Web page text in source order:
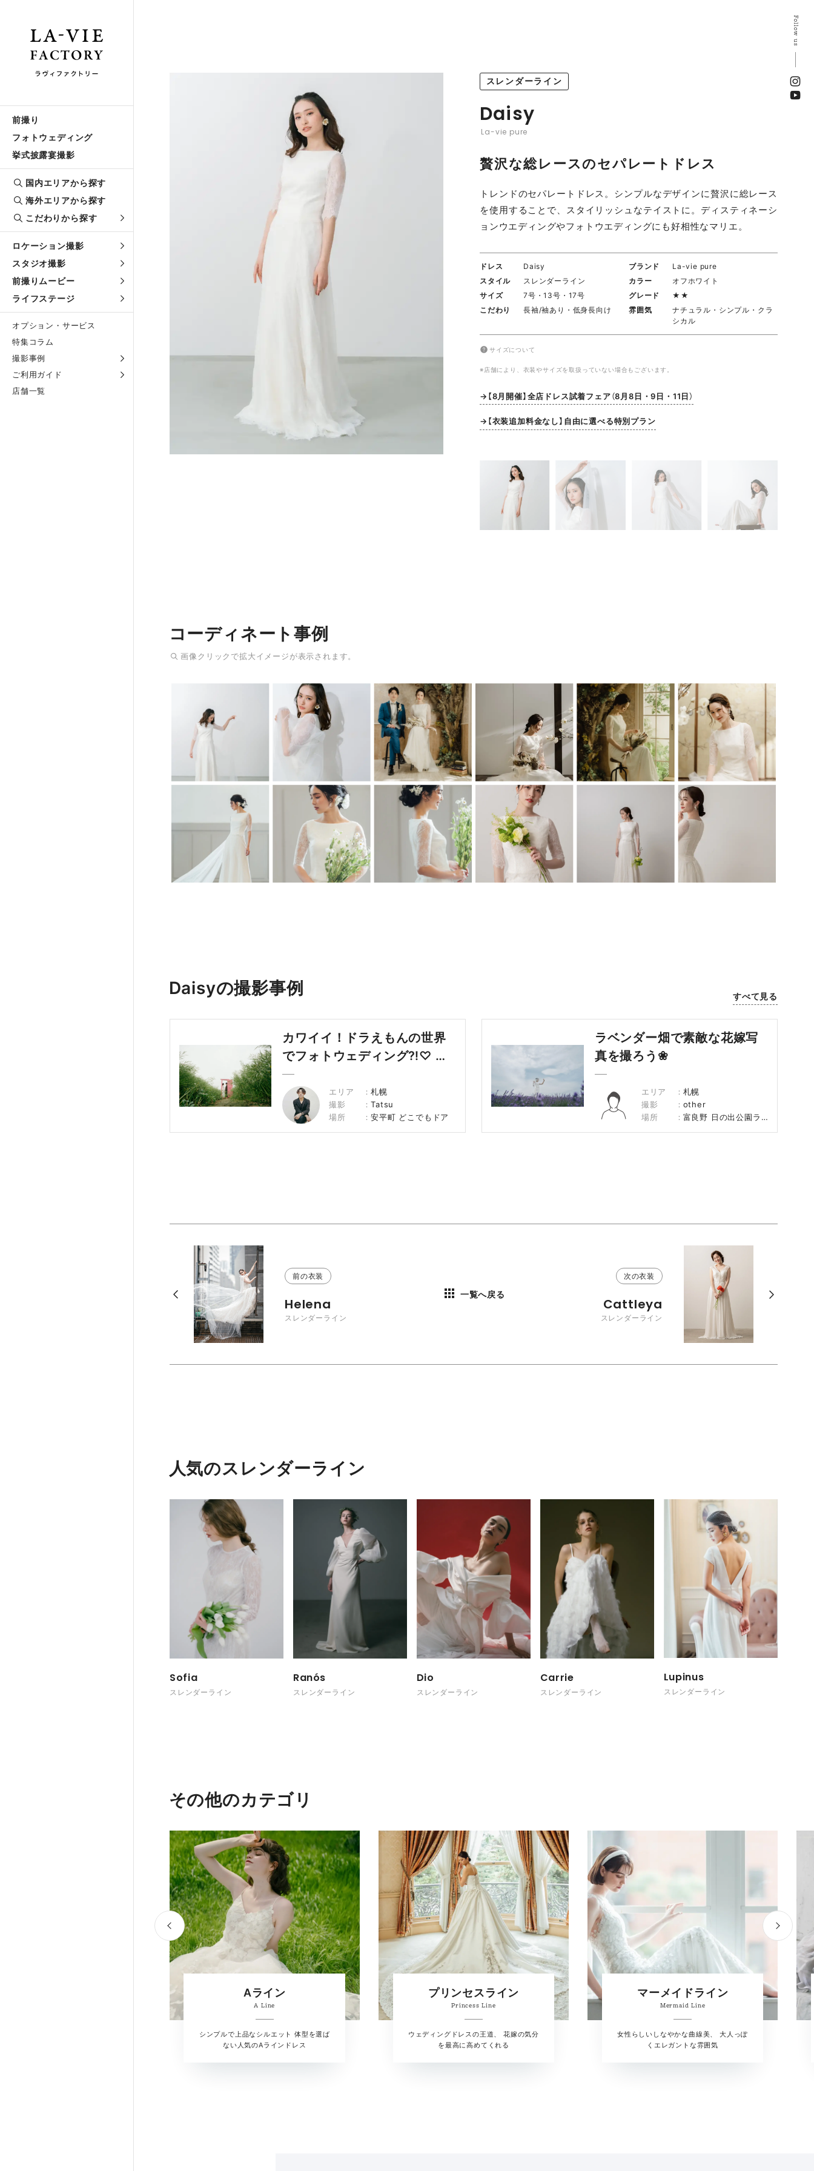
前撮り
フォトウェディング
挙式披露宴撮影
国内エリアから探す
海外エリアから探す
こだわりから探す
ロケーション撮影
スタジオ撮影
前撮りムービー
ライフステージ
オプション・サービス
特集コラム
撮影事例
ご利用ガイド
店舗一覧
Follow us
スレンダーライン
Daisy
La-vie pure
贅沢な総レースのセパレートドレス
トレンドのセパレートドレス。シンプルなデザインに贅沢に総レース
を使用することで、スタイリッシュなテイストに。ディスティネーシ
ョンウエディングやフォトウエディングにも好相性なマリエ。
ドレス Daisy ブランド
La-vie pure
スタイル
スレンダーライン カラー
オフホワイト
サイズ
7号・13号・17号 グレード
★★
こだわり
長袖/袖あり・低身長向け 雰囲気
ナチュラル・シンプル・クラ
シカル
サイズについて
※店舗により、衣装やサイズを取扱っていない場合もございます。
→【8月開催】全店ドレス試着フェア（8月8日・9日・11日）
→【衣装追加料金なし】自由に選べる特別プラン
コーディネート事例
画像クリック で拡大イメージが表示されます。
Daisyの撮影事例
カワイイ！ドラえもんの世界
でフォトウェディング⁈♡ ど
こでもドア
エリア
札幌
撮影
Tatsu
場所
安平町 どこでもドア
ラベンダー畑で素敵な花嫁写
真を撮ろう❀
エリア
札幌
撮影
other
場所
富良野 日の出公園ラベンダー園
すべて見る
前の衣装
Helena
スレンダーライン
次の衣装
Cattleya
スレンダーライン
一覧へ戻る
人気のスレンダーライン
Sofia
スレンダーライン
Ranós
スレンダーライン
Dio
スレンダーライン
Carrie
スレンダーライン
Lupinus
スレンダーライン
その他のカテゴリ
Aライン
A Line
シンプルで上品なシルエット 体型を選ば
ない人気のAラインドレス
プリンセスライン
Princess Line
ウェディングドレスの王道、 花嫁の気分
を最高に高めてくれる
マーメイドライン
Mermaid Line
女性らしいしなやかな曲線美、 大人っぽ
くエレガントな雰囲気